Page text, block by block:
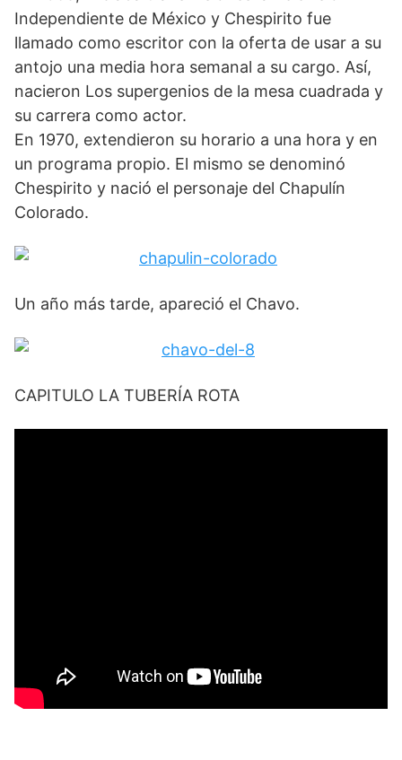
Independiente de México y Chespirito fue
llamado como escritor con la oferta de usar a su
antojo una media hora semanal a su cargo. Así,
nacieron Los supergenios de la mesa cuadrada y
su carrera como actor.
En 1970, extendieron su horario a una hora y en
un programa propio. El mismo se denominó
Chespirito y nació el personaje del Chapulín
Colorado.
Un año más tarde, apareció el Chavo.
CAPITULO LA TUBERÍA ROTA